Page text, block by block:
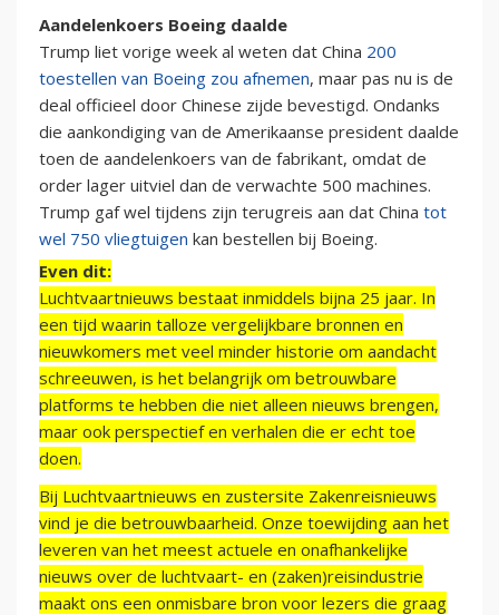
Aandelenkoers Boeing daalde
Trump liet vorige week al weten dat China 200
toestellen van Boeing zou afnemen, maar pas nu is de
deal officieel door Chinese zijde bevestigd. Ondanks
die aankondiging van de Amerikaanse president daalde
toen de aandelenkoers van de fabrikant, omdat de
order lager uitviel dan de verwachte 500 machines.
Trump gaf wel tijdens zijn terugreis aan dat China tot
wel 750 vliegtuigen kan bestellen bij Boeing.
Even dit:
Luchtvaartnieuws bestaat inmiddels bijna 25 jaar. In
een tijd waarin talloze vergelijkbare bronnen en
nieuwkomers met veel minder historie om aandacht
schreeuwen, is het belangrijk om betrouwbare
platforms te hebben die niet alleen nieuws brengen,
maar ook perspectief en verhalen die er echt toe
doen.
Bij Luchtvaartnieuws en zustersite Zakenreisnieuws
vind je die betrouwbaarheid. Onze toewijding aan het
leveren van het meest actuele en onafhankelijke
nieuws over de luchtvaart- en (zaken)reisindustrie
maakt ons een onmisbare bron voor lezers die graag